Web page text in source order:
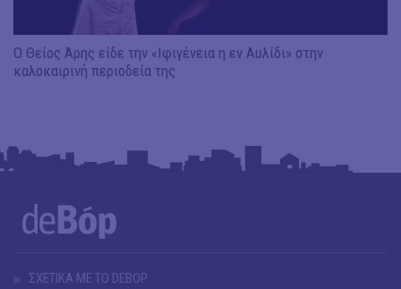
Ο Θείος Άρης είδε την «Ιφιγένεια η εν Αυλίδι» στην
καλοκαιρινή περιοδεία της
ΣΧΕΤΙΚΑ ΜΕ ΤΟ DEBOP